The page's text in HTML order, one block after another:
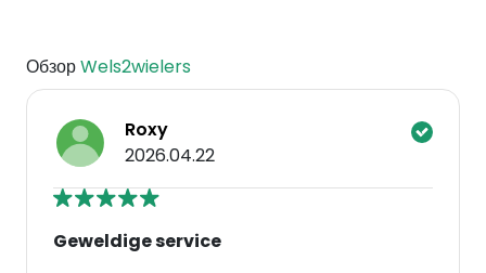
ОбзорWels2wielers
Roxy
2026.04.22
Geweldige service